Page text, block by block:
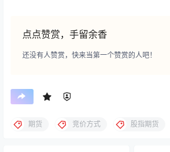
点点赞赏，手留余香
还没有人赞赏，快来当第一个赞赏的人吧！
期货 竞价方式 股指期货